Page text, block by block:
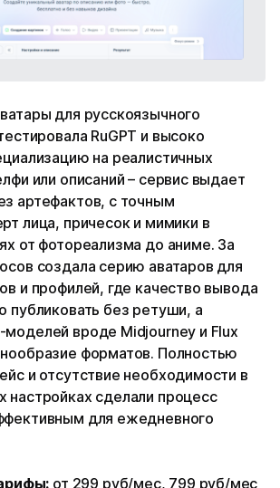
для русскоязычного
RuGPT и высоко
на реалистичных
или описаний – сервис выдает
артефактов, с точным
лица, причесок и мимики в
от фотореализма до аниме. За
создала серию аватаров для
и профилей, где качество вывода
публиковать без ретуши, а
вроде Midjourney и Flux
форматов. Полностью
и отсутствие необходимости в
настройках сделали процесс
для ежедневного
от 299 руб/мес, 799 руб/мес